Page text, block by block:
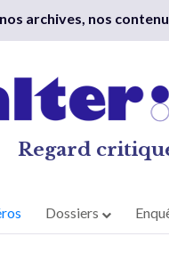
archives, nos
Regard
Dossiers